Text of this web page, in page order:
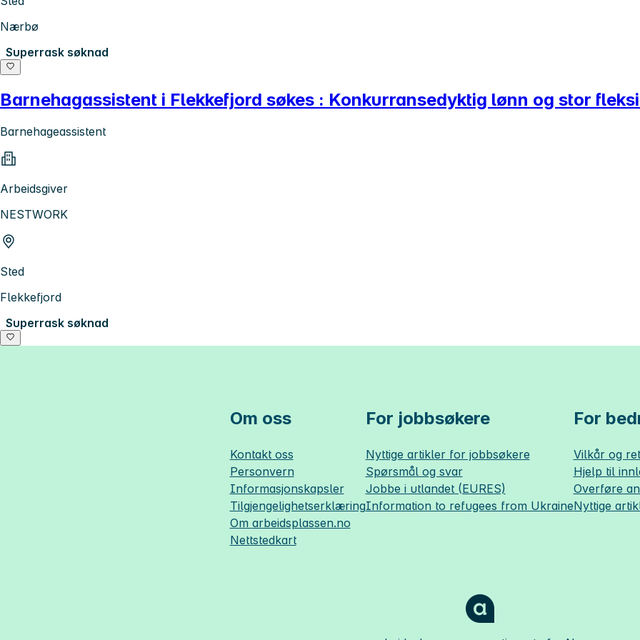
Nærbø
Superrask søknad
Barnehagassistent i Flekkefjord søkes : Konkurransedyktig lønn og stor
Barnehageassistent
Arbeidsgiver
NESTWORK
Sted
Flekkefjord
Superrask søknad
Om oss
Kontakt oss
Personvern
Informasjonskapsler
Tilgjengelighetserklæring
Om arbeidsplassen.no
Nettstedkart
For jobbsøkere
Nyttige artikler for jobbsøkere
Spørsmål og svar
Jobbe i utlandet (EURES)
Information to refugees from Ukraine
For
Vilkår og
Hjelp til
Overføre
Nyttige